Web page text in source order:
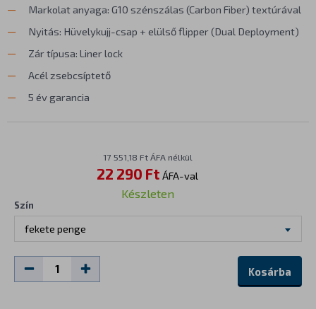
Markolat anyaga: G10 szénszálas (Carbon Fiber) textúrával
Nyitás: Hüvelykujj-csap + elülső flipper (Dual Deployment)
Zár típusa: Liner lock
Acél zsebcsíptető
5 év garancia
17 551,18 Ft ÁFA nélkül
22 290 Ft ÁFA-val
Készleten
Szín
fekete penge
Kosárba